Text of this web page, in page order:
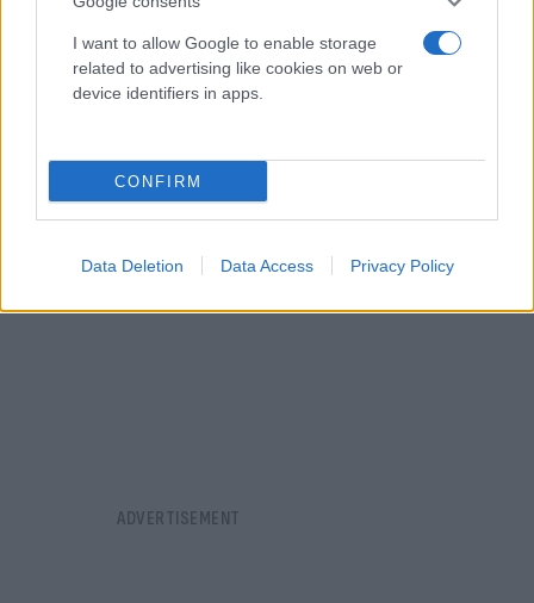
I want to allow Google to enable storage
related to advertising like cookies on web or
device identifiers in apps.
CONFIRM
Data Deletion Data Access Privacy Policy
Αζερμπαϊτζάν συνεχίζει να εμποδίζει τη μοναδική
σανίδα σωτηρίας που τους συνδέει με το Αρμενία”,
δήλωσε ο Αρμένιος πρεσβευτής Αντρανίκ
Χοφχανισιάν.